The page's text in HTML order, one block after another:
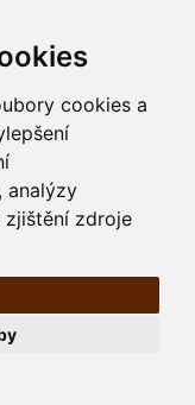
cookies a
analýzy
zjištění zdroje